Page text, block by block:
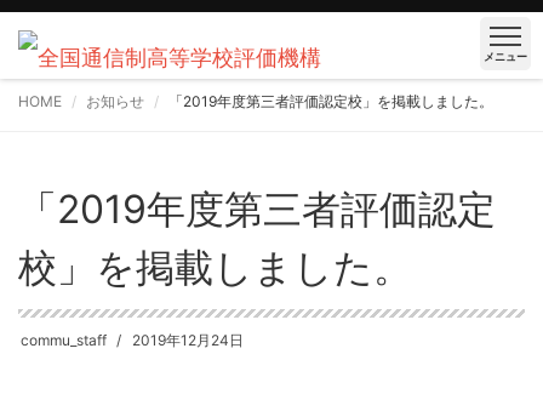
メニュー
HOME お知らせ 「2019年度第三者評価認定校」を掲載しました。
「2019年度第三者評価認定
校」を掲載しました。
commu_staff 2019年12月24日